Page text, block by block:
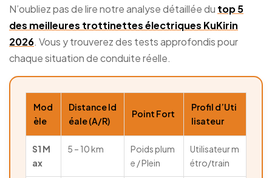
N’oubliez pas de lire notre analyse détaillée du top 5
des meilleures trottinettes électriques KuKirin
2026. Vous y trouverez des tests approfondis pour
chaque situation de conduite réelle.
Mod
èle
Distance Id
éale (A/R)
Point Fort
Profil d’Uti
lisateur
S1 M
ax
5 – 10 km
Poids plum
e / Plein
Utilisateur m
étro/train